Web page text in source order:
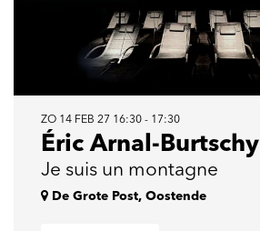
Éric Arnal-Burtschy
Je suis un montagne
ZO 14 FEB 27 16:30 - 17:30
De Grote Post, Oostende